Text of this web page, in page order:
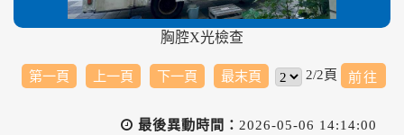
胸腔X光檢查
第一頁 上一頁 下一頁 最末頁 2/2頁
最後異動時間： 2026-05-06 14:14:00